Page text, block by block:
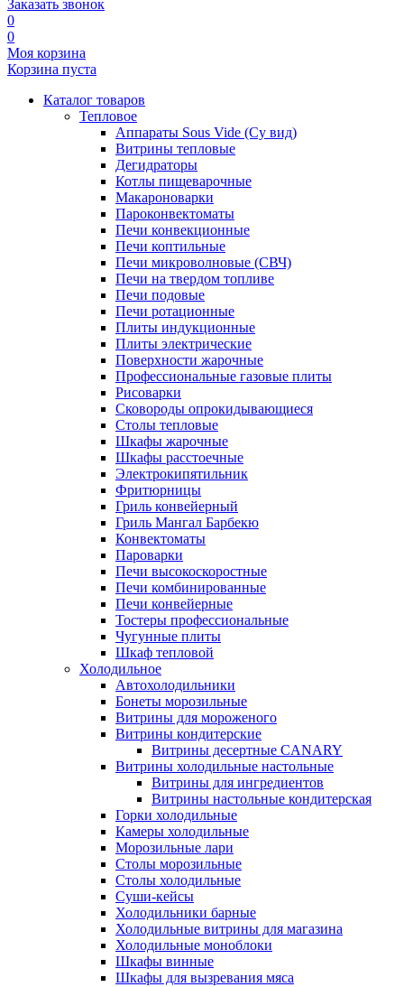
Заказать звонок
0
0
Моя корзина
Корзина пуста
Каталог товаров
Тепловое
Аппараты Sous Vide (Су вид)
Витрины тепловые
Дегидраторы
Котлы пищеварочные
Макароноварки
Пароконвектоматы
Печи конвекционные
Печи коптильные
Печи микроволновые (СВЧ)
Печи на твердом топливе
Печи подовые
Печи ротационные
Плиты индукционные
Плиты электрические
Поверхности жарочные
Профессиональные газовые плиты
Рисоварки
Сковороды опрокидывающиеся
Столы тепловые
Шкафы жарочные
Шкафы расстоечные
Электрокипятильник
Фритюрницы
Гриль конвейерный
Гриль Мангал Барбекю
Конвектоматы
Пароварки
Печи высокоскоростные
Печи комбинированные
Печи конвейерные
Тостеры профессиональные
Чугунные плиты
Шкаф тепловой
Холодильное
Автохолодильники
Бонеты морозильные
Витрины для мороженого
Витрины кондитерские
Витрины десертные CANARY
Витрины холодильные настольные
Витрины для ингредиентов
Витрины настольные кондитерская
Горки холодильные
Камеры холодильные
Морозильные лари
Столы морозильные
Столы холодильные
Суши-кейсы
Холодильники барные
Холодильные витрины для магазина
Холодильные моноблоки
Шкафы винные
Шкафы для вызревания мяса